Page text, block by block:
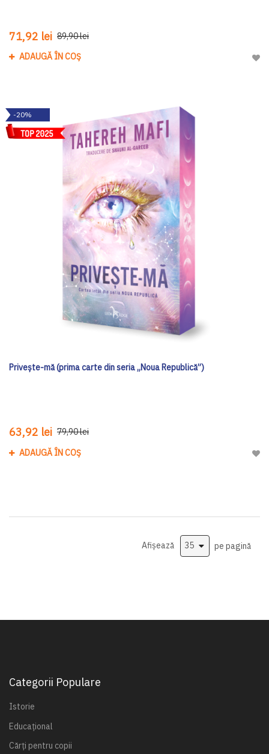
71,92 lei 89,90 lei
ADAUGĂ ÎN COȘ
-20%
Privește-mă (prima carte din seria „Noua Republică”)
63,92 lei 79,90 lei
ADAUGĂ ÎN COȘ
Afișează pe pagină
Categorii Populare
Istorie
Educațional
Cărți pentru copii